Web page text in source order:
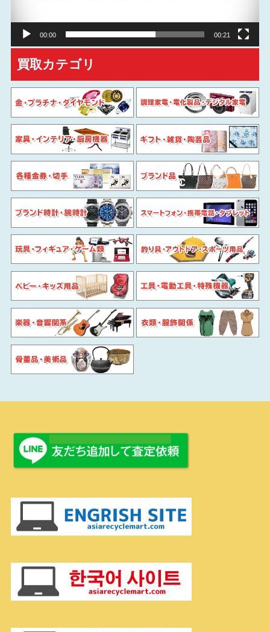
00:00 00:21
買取カテゴリ